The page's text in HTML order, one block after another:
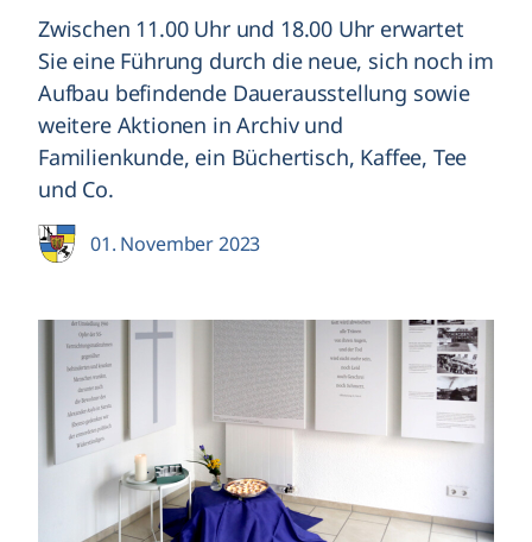
Zwischen 11.00 Uhr und 18.00 Uhr erwartet
Sie eine Führung durch die neue, sich noch im
Aufbau befindende Dauerausstellung sowie
weitere Aktionen in Archiv und
Familienkunde, ein Büchertisch, Kaffee, Tee
und Co.
01. November 2023